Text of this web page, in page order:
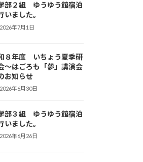
部２組 ゆうゆう館宿泊
いました。
2026年7月1日
８年度 いちょう夏季研
～はごろも「夢」講演会
お知らせ
2026年6月30日
部３組 ゆうゆう館宿泊
いました。
2026年6月26日